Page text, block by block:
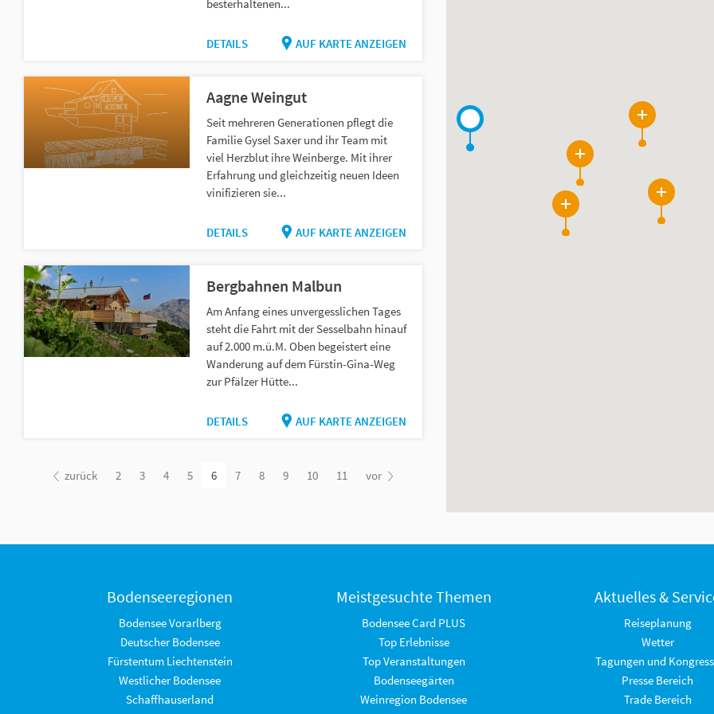
besterhaltenen...
DETAILS AUF KARTE ANZEIGEN
Aagne Weingut
Seit mehreren Generationen pflegt die
Familie Gysel Saxer und ihr Team mit
viel Herzblut ihre Weinberge. Mit ihrer
Erfahrung und gleichzeitig neuen Ideen
vinifizieren sie...
DETAILS AUF KARTE ANZEIGEN
Bergbahnen Malbun
Am Anfang eines unvergesslichen Tages
steht die Fahrt mit der Sesselbahn hinauf
auf 2.000 m.ü.M. Oben begeistert eine
Wanderung auf dem Fürstin-Gina-Weg
zur Pfälzer Hütte...
DETAILS AUF KARTE ANZEIGEN
zurück 2 3 4 5 6 7 8 9 10 11 vor
Bodenseeregionen
Bodensee Vorarlberg
Deutscher Bodensee
Fürstentum Liechtenstein
Westlicher Bodensee
Schaffhauserland
Meistgesuchte Themen
Bodensee Card PLUS
Top Erlebnisse
Top Veranstaltungen
Bodenseegärten
Weinregion Bodensee
Aktuelles &
Reiseplanung
Wetter
Tagungen und
Presse Bereich
Trade Bereich